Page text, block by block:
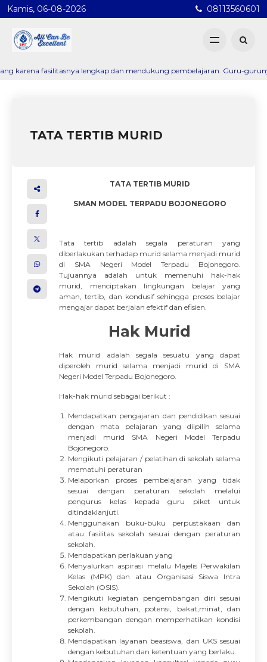
Kamis, 06-08-2026 08113560601
lengkap dan mendukung pembelajaran. Guru-gurunya
TATA TERTIB MURID
TATA TERTIB MURID
SMAN MODEL TERPADU BOJONEGORO
Tata tertib adalah segala peraturan yang
diberlakukan terhadap murid selama menjadi murid
di SMA Negeri Model Terpadu Bojonegoro.
Tujuannya adalah untuk memenuhi hak-hak
murid, menciptakan lingkungan belajar yang
aman, tertib, dan kondusif sehingga proses belajar
mengajar dapat berjalan efektif dan efisien.
Hak Murid
Hak murid adalah segala sesuatu yang dapat
diperoleh murid selama menjadi murid di SMA
Negeri Model Terpadu Bojonegoro.
Hak-hak murid sebagai berikut :
Mendapatkan pengajaran dan pendidikan sesuai
dengan mata pelajaran yang diipilih selama
menjadi murid SMA Negeri Model Terpadu
Bojonegoro.
Mengikuti pelajaran / pelatihan di sekolah selama
mematuhi peraturan
Melaporkan proses pembelajaran yang tidak
sesuai dengan peraturan sekolah melalui
pengurus kelas kepada guru piket untuk
ditindaklanjuti.
Menggunakan buku-buku perpustakaan dan
atau fasilitas sekolah sesuai dengan peraturan
sekolah.
Mendapatkan perlakuan yang
Menyalurkan aspirasi melalu Majelis Perwakilan
Kelas (MPK) dan atau Organisasi Siswa Intra
Sekolah (OSIS).
Mengikuti kegiatan pengembangan diri sesuai
dengan kebutuhan, potensi, bakat,minat, dan
perkembangan dengan memperhatikan kondisi
sekolah.
Mendapatkan layanan beasiswa, dan UKS sesuai
dengan kebutuhan dan ketentuan yang berlaku.